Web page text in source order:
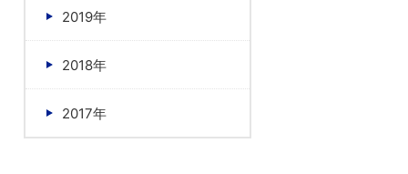
2019年
2018年
2017年